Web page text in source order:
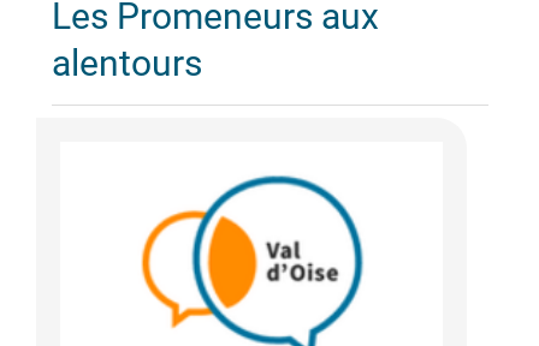
Les Promeneurs aux
alentours